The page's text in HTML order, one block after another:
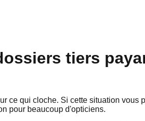
tiers
ce qui cloche. Si cette situation vous
pour beaucoup d'opticiens.